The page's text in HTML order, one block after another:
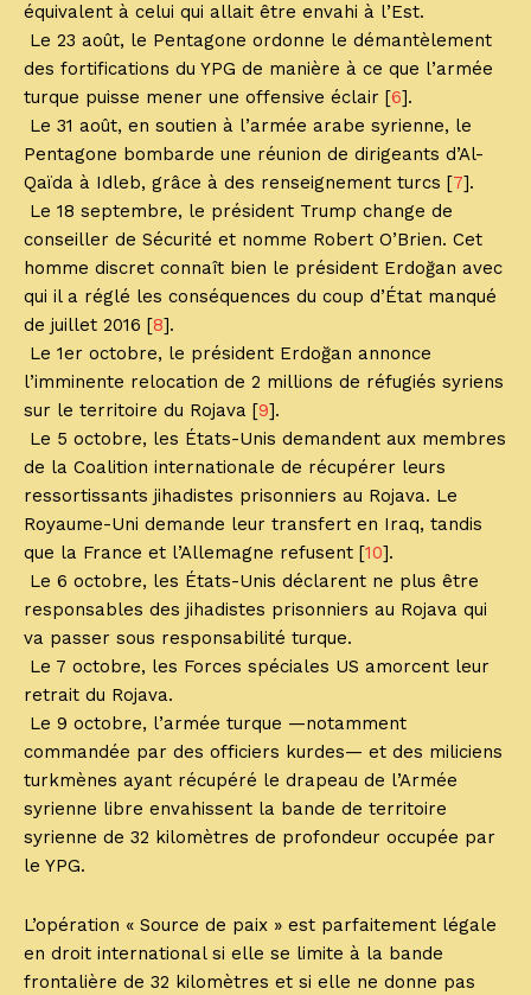
équivalent à celui qui allait être envahi à l’Est.
Le 23 août, le Pentagone ordonne le démantèlement
des fortifications du YPG de manière à ce que l’armée
turque puisse mener une offensive éclair [6].
Le 31 août, en soutien à l’armée arabe syrienne, le
Pentagone bombarde une réunion de dirigeants d’Al-
Qaïda à Idleb, grâce à des renseignement turcs [7].
Le 18 septembre, le président Trump change de
conseiller de Sécurité et nomme Robert O’Brien. Cet
homme discret connaît bien le président Erdoğan avec
qui il a réglé les conséquences du coup d’État manqué
de juillet 2016 [8].
Le 1er octobre, le président Erdoğan annonce
l’imminente relocation de 2 millions de réfugiés syriens
sur le territoire du Rojava [9].
Le 5 octobre, les États-Unis demandent aux membres
de la Coalition internationale de récupérer leurs
ressortissants jihadistes prisonniers au Rojava. Le
Royaume-Uni demande leur transfert en Iraq, tandis
que la France et l’Allemagne refusent [10].
Le 6 octobre, les États-Unis déclarent ne plus être
responsables des jihadistes prisonniers au Rojava qui
va passer sous responsabilité turque.
Le 7 octobre, les Forces spéciales US amorcent leur
retrait du Rojava.
Le 9 octobre, l’armée turque —notamment
commandée par des officiers kurdes— et des miliciens
turkmènes ayant récupéré le drapeau de l’Armée
syrienne libre envahissent la bande de territoire
syrienne de 32 kilomètres de profondeur occupée par
le YPG.
L’opération « Source de paix » est parfaitement légale
en droit international si elle se limite à la bande
frontalière de 32 kilomètres et si elle ne donne pas